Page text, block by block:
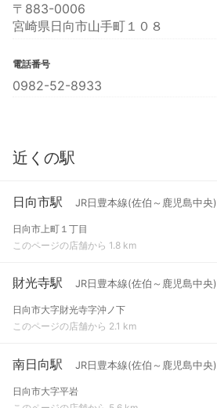
〒883-0006
宮崎県日向市山手町１０８
電話番号
0982-52-8933
近くの駅
日向市駅 JR日豊本線(佐伯～鹿児島中央)
日向市上町１丁目
このページの店舗から 1.8 km
財光寺駅 JR日豊本線(佐伯～鹿児島中央)
日向市大字財光寺字沖ノ下
このページの店舗から 2.1 km
南日向駅 JR日豊本線(佐伯～鹿児島中央)
日向市大字平岩